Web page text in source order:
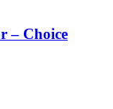
– Choice